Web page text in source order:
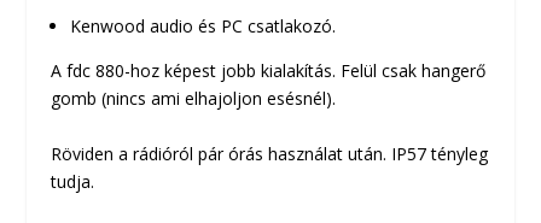
Kenwood audio és PC csatlakozó.
A fdc 880-hoz képest jobb kialakítás. Felül csak hangerő
gomb (nincs ami elhajoljon esésnél).
Röviden a rádióról pár órás használat után. IP57 tényleg
tudja.